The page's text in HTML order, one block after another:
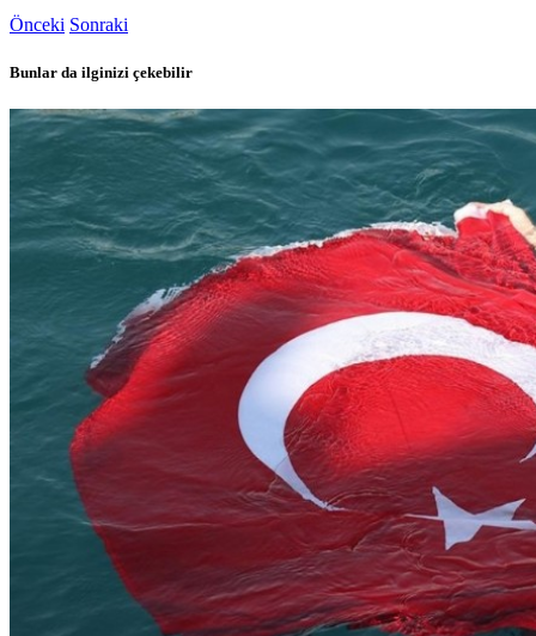
Önceki Sonraki
Bunlar da ilginizi çekebilir